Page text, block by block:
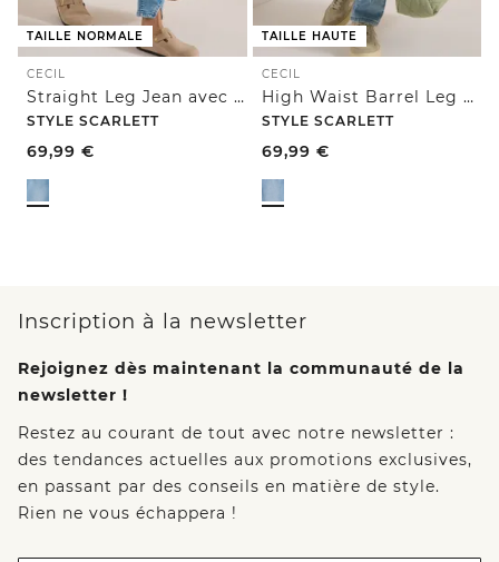
TAILLE NORMALE
CECIL
Straight Leg Jean avec détails de rivets
STYLE SCARLETT
69,99 €
TAILLE HAUTE
CECIL
High Waist Barrel Leg Jeans en Loose Fit
STYLE SCARLETT
69,99 €
Inscription à la newsletter
Rejoignez dès maintenant la communauté de la
newsletter !
Restez au courant de tout avec notre newsletter :
des tendances actuelles aux promotions exclusives,
en passant par des conseils en matière de style.
Rien ne vous échappera !